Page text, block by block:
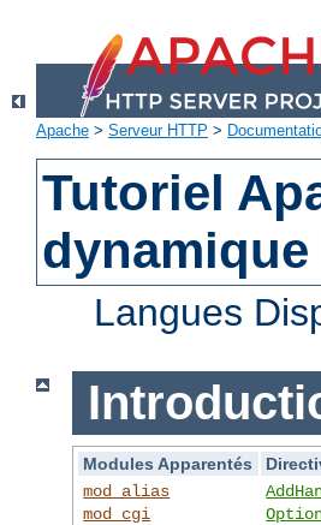
Apache > Serveur HTTP >
Tutoriel
Langues
Modules Apparentés
mod_alias
mod_cgi